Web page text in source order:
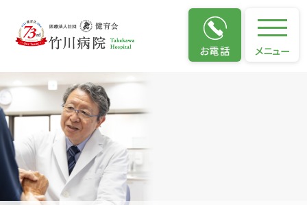
お電話 メニュー
院長の挨拶